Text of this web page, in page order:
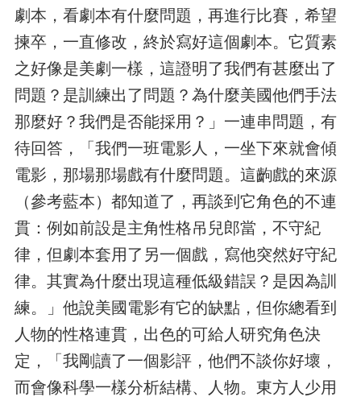
劇本，看劇本有什麼問題，再進行比賽，希望
揀卒，一直修改，終於寫好這個劇本。它質素
之好像是美劇一樣，這證明了我們有甚麼出了
問題？是訓練出了問題？為什麼美國他們手法
那麼好？我們是否能採用？」一連串問題，有
待回答，「我們一班電影人，一坐下來就會傾
電影，那場那場戲有什麼問題。這齣戲的來源
（參考藍本）都知道了，再談到它角色的不連
貫：例如前設是主角性格吊兒郎當，不守紀
律，但劇本套用了另一個戲，寫他突然好守紀
律。其實為什麼出現這種低級錯誤？是因為訓
練。」他說美國電影有它的缺點，但你總看到
人物的性格連貫，出色的可給人研究角色決
定，「我剛讀了一個影評，他們不談你好壞，
而會像科學一樣分析結構、人物。東方人少用